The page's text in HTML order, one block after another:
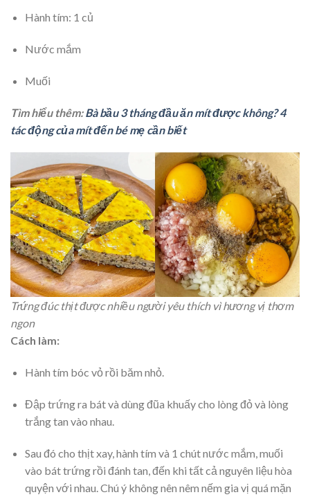
Hành tím: 1 củ
Nước mắm
Muối
Tìm hiểu thêm:Bà bầu 3 tháng đầu ăn mít được không? 4
tác động của mít đến bé mẹ cần biết
Trứng đúc thịt được nhiều người yêu thích vì hương vị thơm
ngon
Cách làm:
Hành tím bóc vỏ rồi băm nhỏ.
Đập trứng ra bát và dùng đũa khuấy cho lòng đỏ và lòng
trắng tan vào nhau.
Sau đó cho thịt xay, hành tím và 1 chút nước mắm, muối
vào bát trứng rồi đánh tan, đến khi tất cả nguyên liệu hòa
quyện với nhau. Chú ý không nên nêm nếm gia vị quá mặn